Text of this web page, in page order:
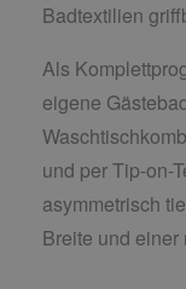
Badtextilien
Als
eigene
und per Tip-on-
asymmetrisch
Breite und